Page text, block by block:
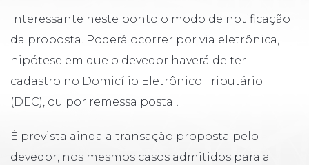
Interessante neste ponto o modo de notificação
da proposta. Poderá ocorrer por via eletrônica,
hipótese em que o devedor haverá de ter
cadastro no Domicílio Eletrônico Tributário
(DEC), ou por remessa postal.
É prevista ainda a transação proposta pelo
devedor, nos mesmos casos admitidos para a